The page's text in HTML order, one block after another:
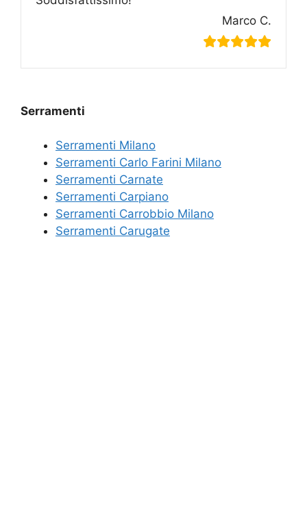
Marco C.
Serramenti
Serramenti Milano
Serramenti Carlo Farini Milano
Serramenti Carnate
Serramenti Carpiano
Serramenti Carrobbio Milano
Serramenti Carugate